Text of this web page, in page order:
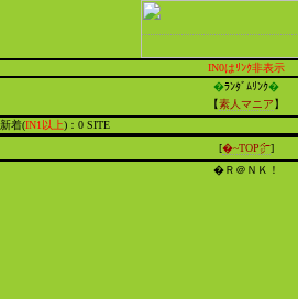
IN0はﾘﾝｸ非表示
�ﾗﾝﾀﾞﾑﾘﾝｸ�
【素人マニア】
新着(IN1以上)：0 SITE
[�~TOP㌻]
�Ｒ＠ＮＫ！